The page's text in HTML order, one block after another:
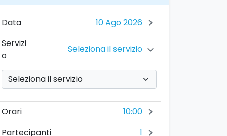
Data chevron_right
Servizi
o
Seleziona il servizio chevron_right
Orari 10:00 chevron_right
Partecipanti 1 chevron_right